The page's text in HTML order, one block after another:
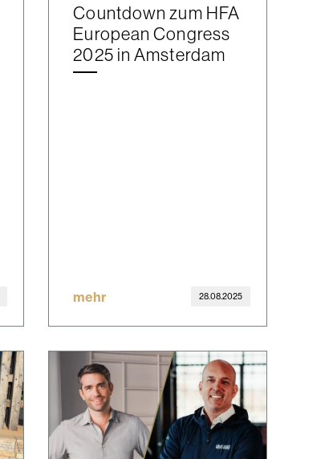
Countdown zum HFA
European Congress
2025 in Amsterdam
mehr 28.08.2025